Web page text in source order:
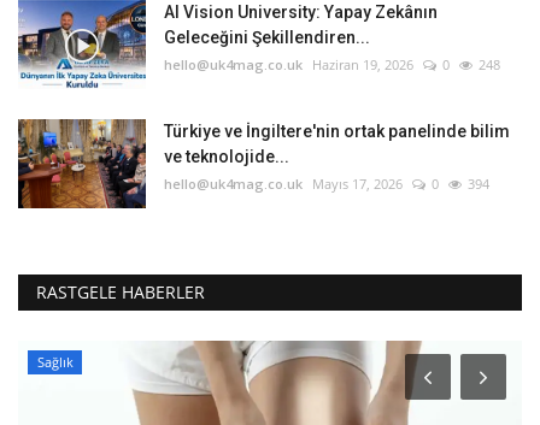
AI Vision University: Yapay Zekânın
Geleceğini Şekillendiren...
hello@uk4mag.co.uk Haziran 19, 2026 0 248
Türkiye ve İngiltere'nin ortak panelinde bilim
ve teknolojide...
hello@uk4mag.co.uk Mayıs 17, 2026 0 394
RASTGELE HABERLER
Sağlık